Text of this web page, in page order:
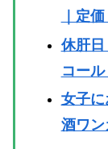
｜定
休肝
コー
女子
酒ワン